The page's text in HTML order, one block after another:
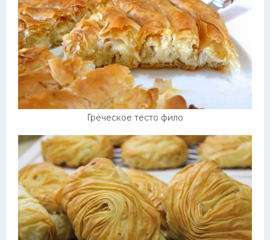
Греческое тесто фило